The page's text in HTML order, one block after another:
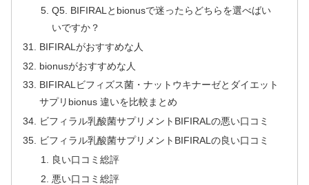
Q5. BIFIRALとbionusで迷ったらどちらを選べばい
いですか？
BIFIRALがおすすめな人
bionusがおすすめな人
BIFIRALビフィズス菌・ナットウキナーゼとダイエット
サプリbionus 違いを比較まとめ
ビフィラル乳酸菌サプリメントBIFIRALの悪い口コミ
ビフィラル乳酸菌サプリメントBIFIRALの良い口コミ
良い口コミ総評
悪い口コミ総評